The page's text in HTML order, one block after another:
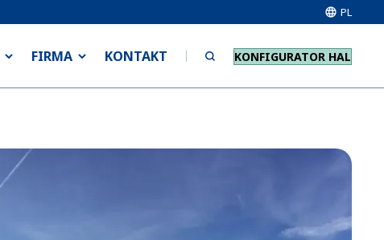
PL
FIRMA KONTAKT KONFIGURATOR HAL